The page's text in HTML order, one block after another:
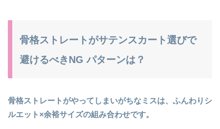
骨格ストレートがサテンスカート選びで
避けるべきNG パターンは？
骨格ストレートがやってしまいがちなミスは、ふんわりシ
ルエット×余裕サイズの組み合わせです。